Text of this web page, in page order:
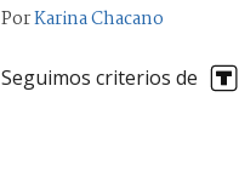
PorKarina Chacano
Seguimos criterios de